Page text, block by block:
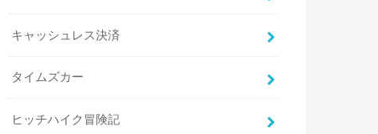
キャッシュレス決済
タイムズカー
ヒッチハイク冒険記